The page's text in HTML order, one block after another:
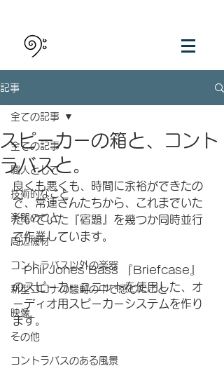
記事
全ての記事
職人として
技術的なこと
楽器のこと
周辺機材
コントラバス以外の楽器
新型コロナの騒動の中で感じたこと
映像
その他
コントラバスのある風景
全ての記事
スピーカーの箱と、コント
ラバスと。
良くも悪くも、時間に余裕ができたの
で、常連さんたちから、これまでいた
だいていた『宿題』を幾つか同時並行
で作業しています。
Phil Jones Bass 『Briefcase』
のスピーカーユニットを使用した、オ
ーディオ用スピーカーシステムを作り
ます。